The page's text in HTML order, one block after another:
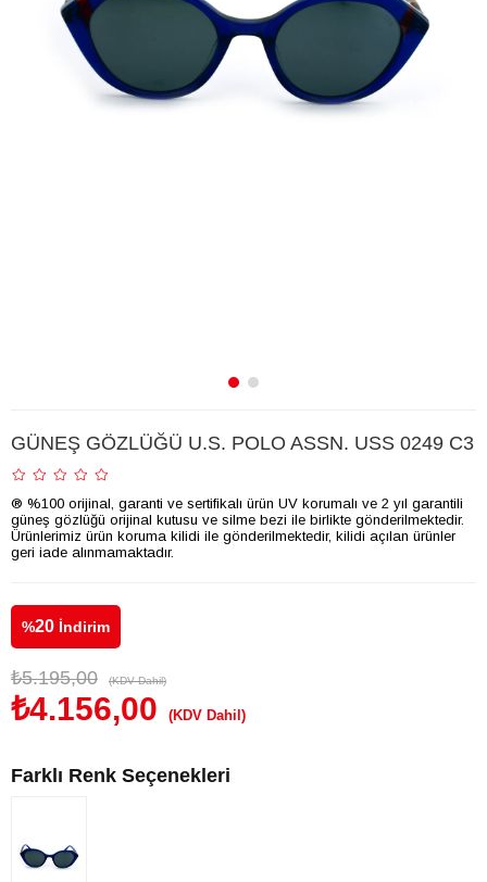
GÜNEŞ GÖZLÜĞÜ U.S. POLO ASSN. USS 0249 C3
® %100 orijinal, garanti ve sertifikalı ürün UV korumalı ve 2 yıl garantili
güneş gözlüğü orijinal kutusu ve silme bezi ile birlikte gönderilmektedir.
Ürünlerimiz ürün koruma kilidi ile gönderilmektedir, kilidi açılan ürünler
geri iade alınmamaktadır.
%20 İndirim
₺5.195,00 (KDV Dahil)
₺4.156,00 (KDV Dahil)
Farklı Renk Seçenekleri